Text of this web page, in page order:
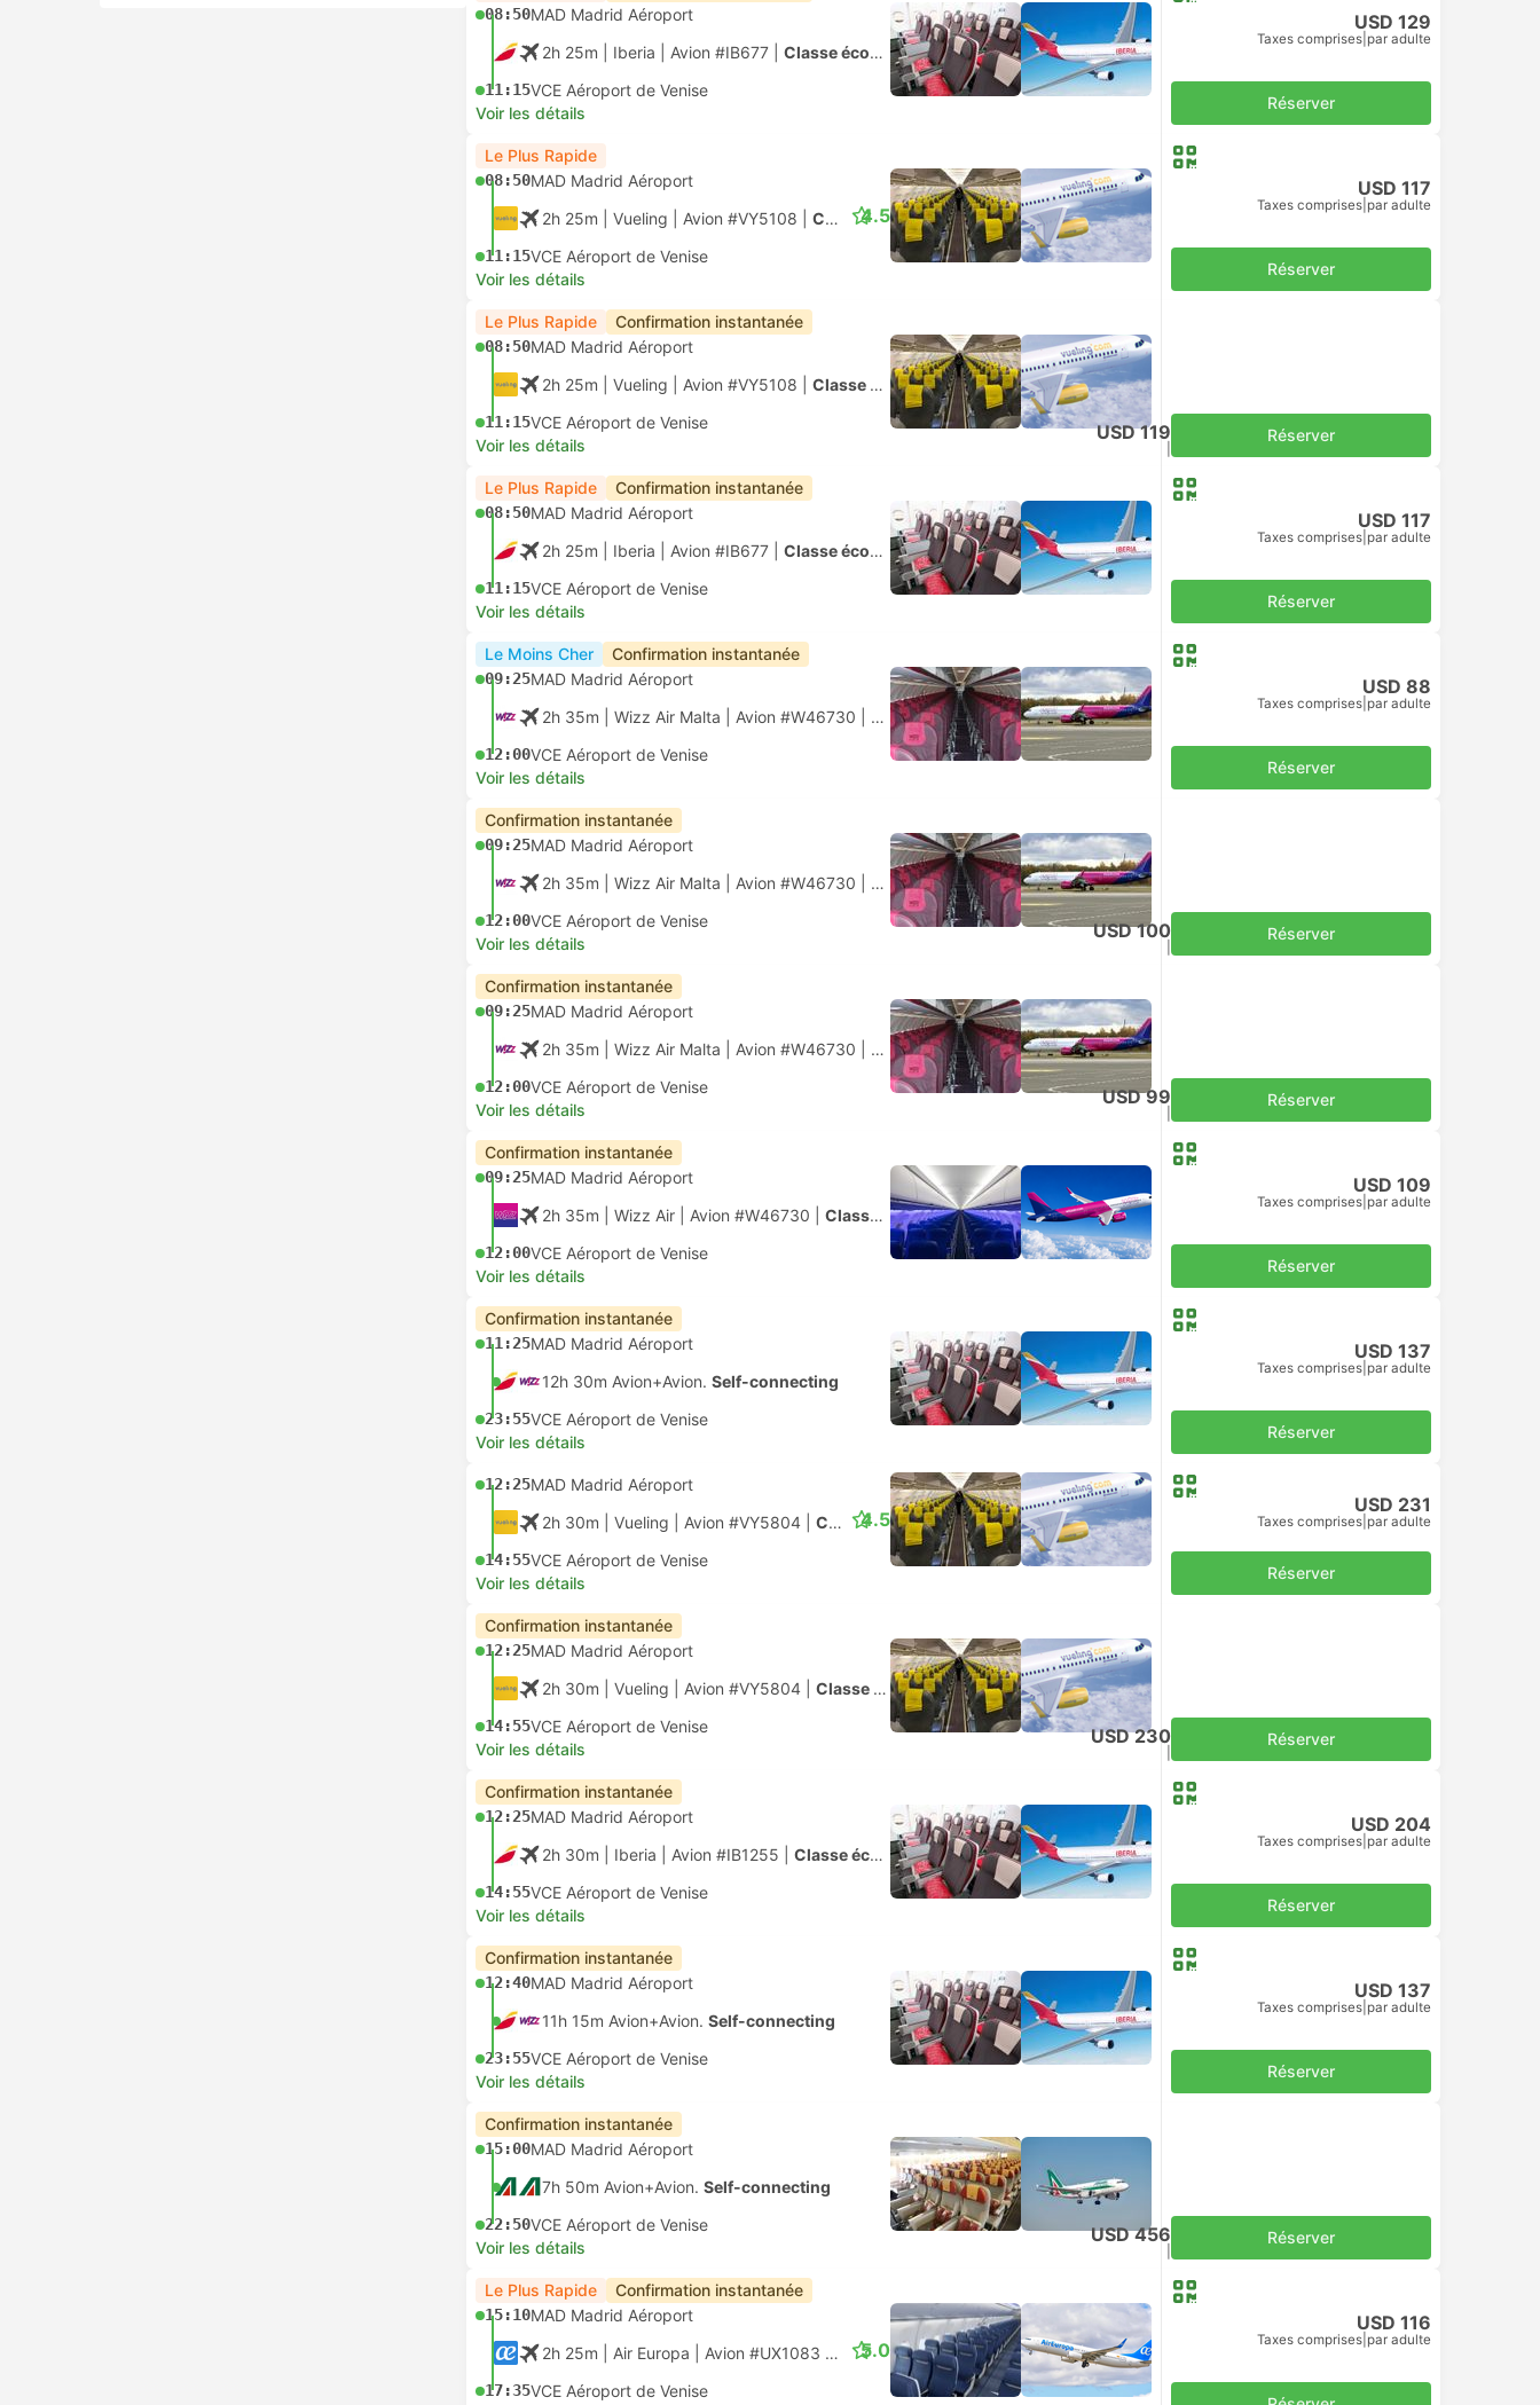
08:50MAD Madrid Aéroport
2h 25m | Iberia Avion #IB677 Classe économique
11:15VCE Aéroport de Venise
Voir les détails
USD 129
Taxes comprises par adulte
Réserver
Le Plus Rapide
08:50MAD Madrid Aéroport
2h 25m | Vueling Avion #VY5108 Classe économique
11:15VCE Aéroport de Venise
4.5
Voir les détails
USD 117
Taxes comprises par adulte
Réserver
Le Plus Rapide Confirmation instantanée
08:50MAD Madrid Aéroport
2h 25m | Vueling Avion #VY5108 Classe économique
11:15VCE Aéroport de Venise
Voir les détails
USD 119 Réserver
Le Plus Rapide Confirmation instantanée
08:50MAD Madrid Aéroport
2h 25m | Iberia Avion #IB677 Classe économique
11:15VCE Aéroport de Venise
Voir les détails
USD 117
Taxes comprises par adulte
Réserver
Le Moins Cher Confirmation instantanée
09:25MAD Madrid Aéroport
2h 35m | Wizz Air Malta Avion #W46730 Classe économique
12:00VCE Aéroport de Venise
Voir les détails
USD 88
Taxes comprises par adulte
Réserver
Confirmation instantanée
09:25MAD Madrid Aéroport
2h 35m | Wizz Air Malta Avion #W46730 Classe économique
12:00VCE Aéroport de Venise
Voir les détails
USD 100 Réserver
Confirmation instantanée
09:25MAD Madrid Aéroport
2h 35m | Wizz Air Malta Avion #W46730 Classe économique
12:00VCE Aéroport de Venise
Voir les détails
USD 99 Réserver
Confirmation instantanée
09:25MAD Madrid Aéroport
2h 35m | Wizz Air Avion #W46730 Classe économique
12:00VCE Aéroport de Venise
Voir les détails
USD 109
Taxes comprises par adulte
Réserver
Confirmation instantanée
11:25MAD Madrid Aéroport
12h 30m Avion+Avion. Self-connecting
23:55VCE Aéroport de Venise
Voir les détails
USD 137
Taxes comprises par adulte
Réserver
12:25MAD Madrid Aéroport
2h 30m | Vueling Avion #VY5804 Classe économique
14:55VCE Aéroport de Venise
4.5
Voir les détails
USD 231
Taxes comprises par adulte
Réserver
Confirmation instantanée
12:25MAD Madrid Aéroport
2h 30m | Vueling Avion #VY5804 Classe économique
14:55VCE Aéroport de Venise
Voir les détails
USD 230 Réserver
Confirmation instantanée
12:25MAD Madrid Aéroport
2h 30m | Iberia Avion #IB1255 Classe économique
14:55VCE Aéroport de Venise
Voir les détails
USD 204
Taxes comprises par adulte
Réserver
Confirmation instantanée
12:40MAD Madrid Aéroport
11h 15m Avion+Avion. Self-connecting
23:55VCE Aéroport de Venise
Voir les détails
USD 137
Taxes comprises par adulte
Réserver
Confirmation instantanée
15:00MAD Madrid Aéroport
7h 50m Avion+Avion. Self-connecting
22:50VCE Aéroport de Venise
Voir les détails
USD 456 Réserver
Le Plus Rapide Confirmation instantanée
15:10MAD Madrid Aéroport
2h 25m | Air Europa Avion #UX1083 Classe économique
17:35VCE Aéroport de Venise
5.0
USD 116
Taxes comprises par adulte